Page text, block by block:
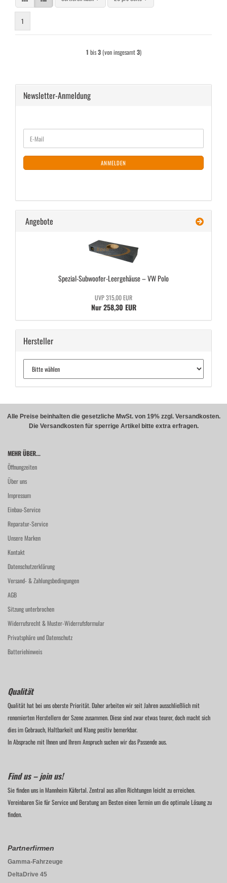
1
1 bis3(von insgesamt3)
Newsletter-Anmeldung
ZUR
NEWSLETTER-
ANMELDUNG
E-
Mail
ANMELDEN
Angebote
Spezial-​Subwoofer-Leergehäuse – VW Polo
UVP 315,00 EUR
Nur 258,30 EUR
Hersteller
Alle Preise beinhalten die gesetzliche MwSt. von 19% zzgl. Versandkosten.
Die Versandkosten für sperrige Artikel bitte extra erfragen.
MEHR ÜBER...
Öffnungzeiten
Über uns
Impressum
Einbau-Service
Reparatur-Service
Unsere Marken
Kontakt
Datenschutzerklärung
Versand- & Zahlungsbedingungen
AGB
Sitzung unterbrochen
Widerrufsrecht & Muster-Widerrufsformular
Privatsphäre und Datenschutz
Batteriehinweis
Qualität
Qualität hat bei uns oberste Priorität. Daher arbeiten wir seit Jahren ausschließlich mit
renomierten Herstellern der Szene zusammen. Diese sind zwar etwas teurer, doch macht sich
dies im Gebrauch, Haltbarkeit und Klang positiv bemerkbar.
In Absprache mit Ihnen und Ihrem Anspruch suchen wir das Passende aus.
Find us – join us!
Sie finden uns in Mannheim Käfertal. Zentral aus allen Richtungen leicht zu erreichen.
Vereinbaren Sie für Service und Beratung am Besten einen Termin um die optimale Lösung zu
finden.
Partnerfirmen
Gamma-Fahrzeuge
DeltaDrive 45